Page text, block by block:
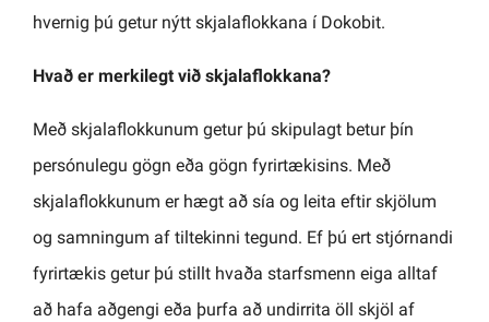
hvernig þú getur nýtt skjalaflokkana í Dokobit.
Hvað er merkilegt við skjalaflokkana?
Með skjalaflokkunum getur þú skipulagt betur þín
persónulegu gögn eða gögn fyrirtækisins. Með
skjalaflokkunum er hægt að sía og leita eftir skjölum
og samningum af tiltekinni tegund. Ef þú ert stjórnandi
fyrirtækis getur þú stillt hvaða starfsmenn eiga alltaf
að hafa aðgengi eða þurfa að undirrita öll skjöl af